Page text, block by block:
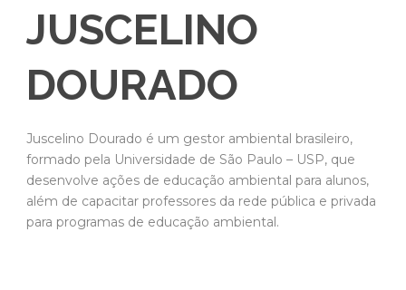
JUSCELINO
DOURADO
Juscelino Dourado é um gestor ambiental brasileiro,
formado pela Universidade de São Paulo – USP, que
desenvolve ações de educação ambiental para alunos,
além de capacitar professores da rede pública e privada
para programas de educação ambiental.